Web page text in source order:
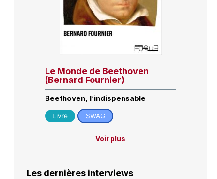
Le Monde de Beethoven
(Bernard Fournier)
Beethoven, l’indispensable
Livre SWAG
Voir plus
Les dernières interviews